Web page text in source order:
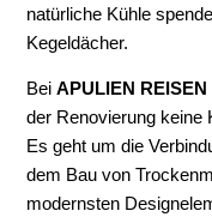
natürliche Kühle
Kegeldächer.
BeiAPULIEN REISEN
der Renovierung keine
Es geht um die
dem Bau von
modernsten